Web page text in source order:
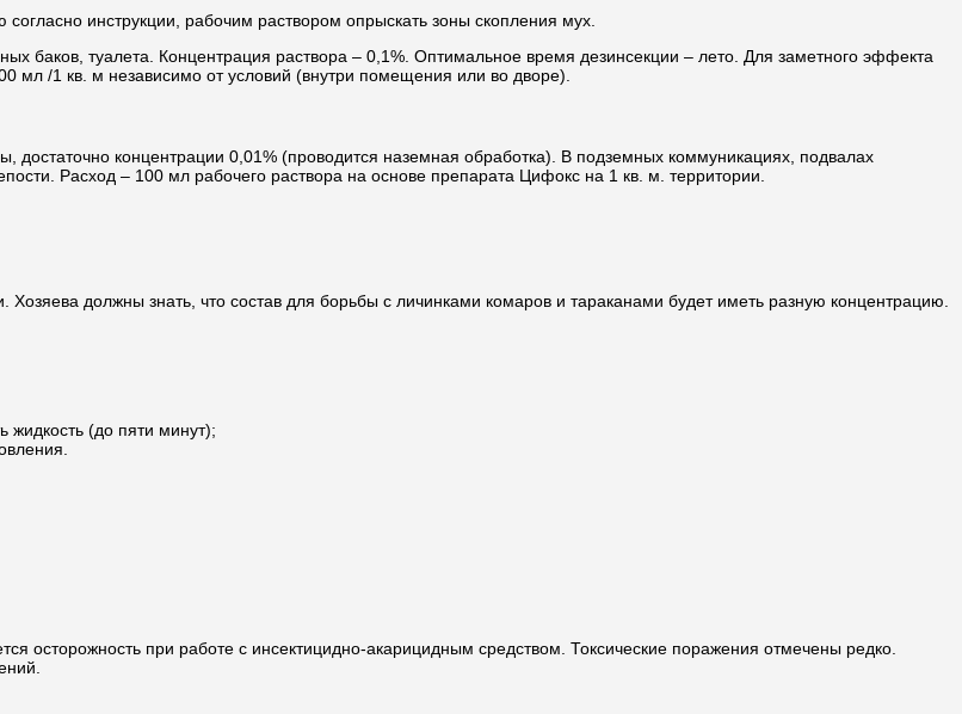
инструкции, рабочим раствором опрыскать зоны скопления мух.
баков, туалета. Концентрация раствора – 0,1%. Оптимальное время дезинсекции – лето. Для заметного эффекта
мл /1 кв. м независимо от условий (внутри помещения или во дворе).
концентрации 0,01% (проводится наземная обработка). В подземных коммуникациях, подвалах
Расход – 100 мл рабочего раствора на основе препарата Цифокс на 1 кв. м. территории.
должны знать, что состав для борьбы с личинками комаров и тараканами будет иметь разную концентрацию.
(до пяти минут);
осторожность при работе с инсектицидно-акарицидным средством. Токсические поражения отмечены редко.